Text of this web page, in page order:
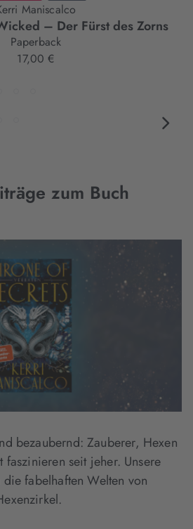
Maniscalco
– Der Fürst des Zorns
Paperback
17,00 €
zum Buch
bezaubernd: Zauberer, Hexen
seit jeher. Unsere
fabelhaften Welten von